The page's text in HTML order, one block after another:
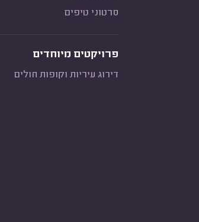
סרטוני טיפים
פרויקטים מיוחדים
דירוג עיריות וקופות חולים